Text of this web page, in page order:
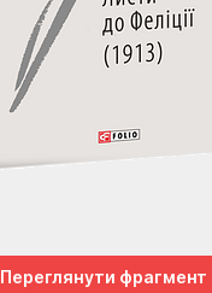
Переглянути фрагмент